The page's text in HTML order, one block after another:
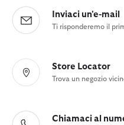
Inviaci un'e-mail
Ti risponderemo il
Store Locator
Trova un negozio
Chiamaci al